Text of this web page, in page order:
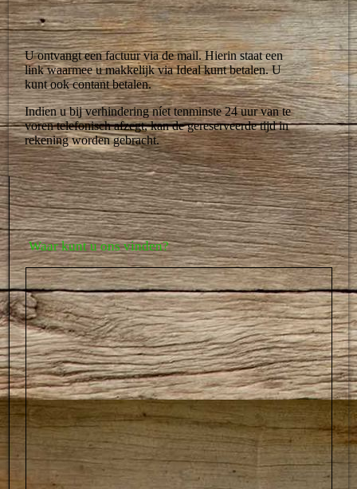
U ontvangt een factuur via de mail. Hierin staat een
link waarmee u makkelijk via Ideal kunt betalen. U
kunt ook contant betalen.
Indien u bij verhindering níet tenminste 24 uur van te
voren telefonisch afzegt, kan de gereserveerde tijd in
rekening worden gebracht.
Waar kunt u ons vinden?